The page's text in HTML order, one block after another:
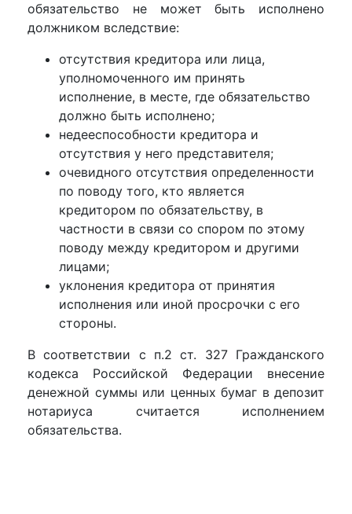
обязательство не может быть исполнено
должником вследствие:
отсутствия кредитора или лица,
уполномоченного им принять
исполнение, в месте, где обязательство
должно быть исполнено;
недееспособности кредитора и
отсутствия у него представителя;
очевидного отсутствия определенности
по поводу того, кто является
кредитором по обязательству, в
частности в связи со спором по этому
поводу между кредитором и другими
лицами;
уклонения кредитора от принятия
исполнения или иной просрочки с его
стороны.
В соответствии с п.2 ст. 327 Гражданского
кодекса Российской Федерации внесение
денежной суммы или ценных бумаг в депозит
нотариуса считается исполнением
обязательства.